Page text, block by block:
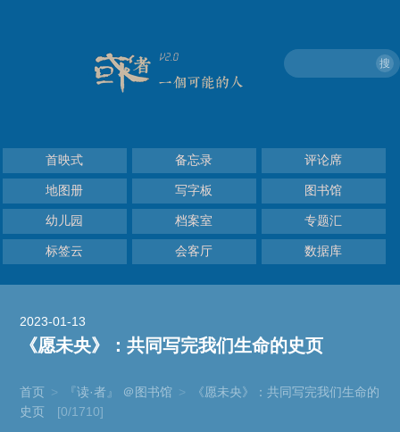
搜
首映式 备忘录 评论席
地图册 写字板 图书馆
幼儿园 档案室 专题汇
标签云 会客厅 数据库
2023-01-13
《愿未央》：共同写完我们生命的史页
首页 > 『读·者』 ＠图书馆 >
《愿未央》：共同写完我们生命的
史页
[0/1710]